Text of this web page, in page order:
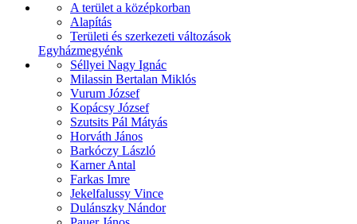
A terület a középkorban
Alapítás
Területi és szerkezeti változások
Egyházmegyénk
Séllyei Nagy Ignác
Milassin Bertalan Miklós
Vurum József
Kopácsy József
Szutsits Pál Mátyás
Horváth János
Barkóczy László
Karner Antal
Farkas Imre
Jekelfalussy Vince
Dulánszky Nándor